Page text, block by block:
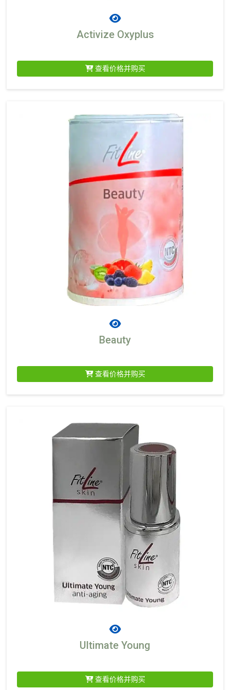
Activize Oxyplus
查看价格并购买
Beauty
查看价格并购买
Ultimate Young
查看价格并购买